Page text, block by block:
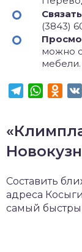
(3843)
можно
мебели.
Telegram
Составить
адреса
самый